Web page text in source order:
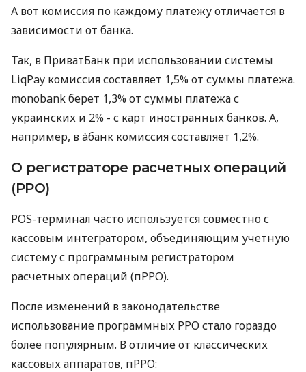
А вот комиссия по каждому платежу отличается в
зависимости от банка.
Так, в ПриватБанк при использовании системы
LiqPay комиссия составляет 1,5% от суммы платежа.
monobank берет 1,3% от суммы платежа с
украинских и 2% - с карт иностранных банков. А,
например, в àбанк комиссия составляет 1,2%.
О регистраторе расчетных операций
(РРО)
POS-терминал часто используется совместно с
кассовым интегратором, объединяющим учетную
систему с программным регистратором
расчетных операций (пРРО).
После изменений в законодательстве
использование программных РРО стало гораздо
более популярным. В отличие от классических
кассовых аппаратов, пРРО: